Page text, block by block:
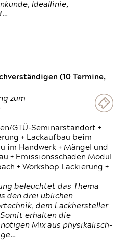
Ideallinie,
(10 Termine,
zum
GTÜ-Seminarstandort +
+ Lackaufbau beim
im Handwerk + Mängel und
+ Emissionsschäden Modul
+ Workshop Lackierung +
beleuchtet das Thema
den drei üblichen
dem Lackhersteller
erhalten die
Mix aus physikalisch-